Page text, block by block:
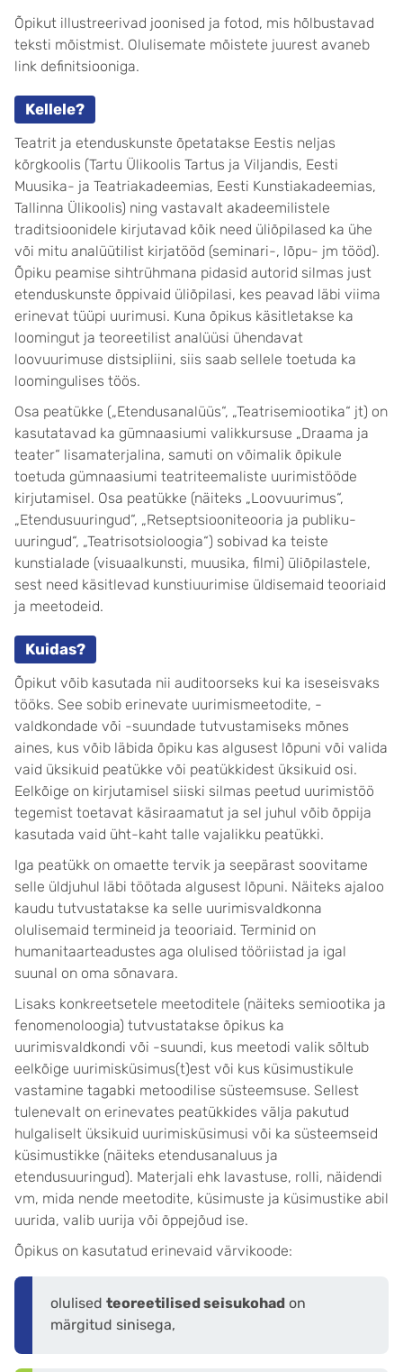
Õpikut illustreerivad joonised ja fotod, mis hõlbustavad
teksti mõistmist. Olulisemate mõistete juurest avaneb
link definitsiooniga.
Kellele?
Teatrit ja etenduskunste õpetatakse Eestis neljas
kõrgkoolis (Tartu Ülikoolis Tartus ja Viljandis, Eesti
Muusika- ja Teatriakadeemias, Eesti Kunstiakadeemias,
Tallinna Ülikoolis) ning vastavalt akadeemilistele
traditsioonidele kirjutavad kõik need üliõpilased ka ühe
või mitu analüütilist kirjatööd (seminari-, lõpu- jm tööd).
Õpiku peamise sihtrühmana pidasid autorid silmas just
etenduskunste õppivaid üliõpilasi, kes peavad läbi viima
erinevat tüüpi uurimusi. Kuna õpikus käsitletakse ka
loomingut ja teoreetilist analüüsi ühendavat
loovuurimuse distsipliini, siis saab sellele toetuda ka
loomingulises töös.
Osa peatükke („Etendusanalüüs“, „Teatrisemiootika“ jt) on
kasutatavad ka gümnaasiumi valikkursuse „Draama ja
teater“ lisamaterjalina, samuti on võimalik õpikule
toetuda gümnaasiumi teatriteemaliste uurimistööde
kirjutamisel. Osa peatükke (näiteks „Loovuurimus“,
„Etendusuuringud“, „Retseptsiooniteooria ja publiku-
uuringud“, „Teatrisotsioloogia“) sobivad ka teiste
kunstialade (visuaalkunsti, muusika, filmi) üliõpilastele,
sest need käsitlevad kunstiuurimise üldisemaid teooriaid
ja meetodeid.
Kuidas?
Õpikut võib kasutada nii auditoorseks kui ka iseseisvaks
tööks. See sobib erinevate uurimismeetodite, -
valdkondade või -suundade tutvustamiseks mõnes
aines, kus võib läbida õpiku kas algusest lõpuni või valida
vaid üksikuid peatükke või peatükkidest üksikuid osi.
Eelkõige on kirjutamisel siiski silmas peetud uurimistöö
tegemist toetavat käsiraamatut ja sel juhul võib õppija
kasutada vaid üht-kaht talle vajalikku peatükki.
Iga peatükk on omaette tervik ja seepärast soovitame
selle üldjuhul läbi töötada algusest lõpuni. Näiteks ajaloo
kaudu tutvustatakse ka selle uurimisvaldkonna
olulisemaid termineid ja teooriaid. Terminid on
humanitaarteadustes aga olulised tööriistad ja igal
suunal on oma sõnavara.
Lisaks konkreetsetele meetoditele (näiteks semiootika ja
fenomenoloogia) tutvustatakse õpikus ka
uurimisvaldkondi või -suundi, kus meetodi valik sõltub
eelkõige uurimisküsimus(t)est või kus küsimustikule
vastamine tagabki metoodilise süsteemsuse. Sellest
tulenevalt on erinevates peatükkides välja pakutud
hulgaliselt üksikuid uurimisküsimusi või ka süsteemseid
küsimustikke (näiteks etendusanaluus ja
etendusuuringud). Materjali ehk lavastuse, rolli, näidendi
vm, mida nende meetodite, küsimuste ja küsimustike abil
uurida, valib uurija või õppejõud ise.
Õpikus on kasutatud erinevaid värvikoode:
olulised teoreetilised seisukohad on
märgitud sinisega,